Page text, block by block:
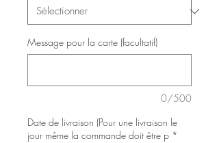
Message pour la carte (facultatif)
0/500
Date de livraison (Pour une livraison le
jour même la commande doit être p *